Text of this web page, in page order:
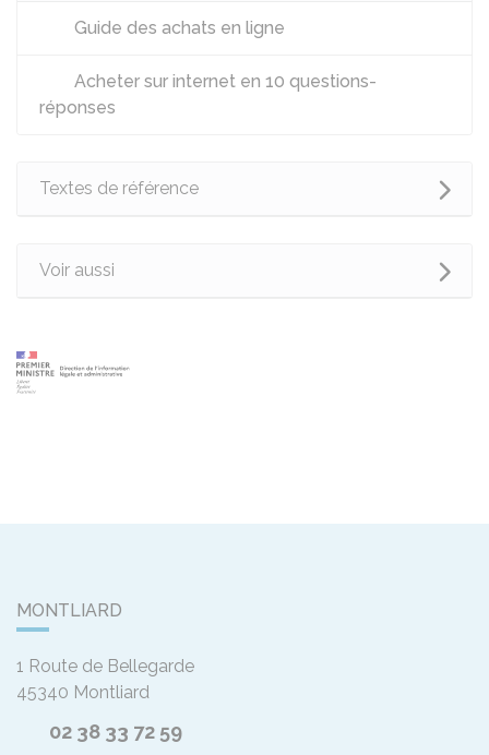
Guide des achats en ligne
Acheter sur internet en 10 questions-
réponses
Textes de référence
Voir aussi
MONTLIARD
1 Route de Bellegarde
45340 Montliard
02 38 33 72 59